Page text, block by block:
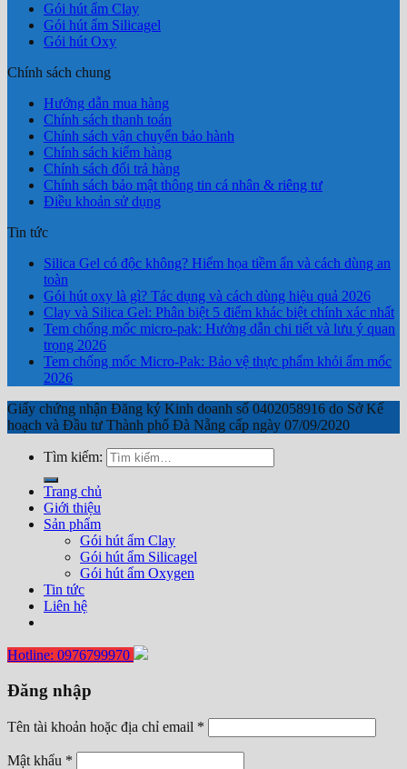
Gói hút ẩm Clay
Gói hút ẩm Silicagel
Gói hút Oxy
Chính sách chung
Hướng dẫn mua hàng
Chính sách thanh toán
Chính sách vận chuyển bảo hành
Chính sách kiểm hàng
Chính sách đổi trả hàng
Chính sách bảo mật thông tin cá nhân & riêng tư
Điều khoản sử dụng
Tin tức
Silica Gel có độc không? Hiểm họa tiềm ẩn và cách dùng an
toàn
Gói hút oxy là gì? Tác dụng và cách dùng hiệu quả 2026
Clay và Silica Gel: Phân biệt 5 điểm khác biệt chính xác nhất
Tem chống mốc micro-pak: Hướng dẫn chi tiết và lưu ý quan
trọng 2026
Tem chống mốc Micro-Pak: Bảo vệ thực phẩm khỏi ẩm mốc
2026
Giấy chứng nhận Đăng ký Kinh doanh số 0402058916 do Sở Kế
hoạch và Đầu tư Thành phố Đà Nẵng cấp ngày 07/09/2020
Tìm kiếm:
Trang chủ
Giới thiệu
Sản phẩm
Gói hút ẩm Clay
Gói hút ẩm Silicagel
Gói hút ẩm Oxygen
Tin tức
Liên hệ
Hotline: 0976799970
Đăng nhập
Tên tài khoản hoặc địa chỉ email *
Mật khẩu *